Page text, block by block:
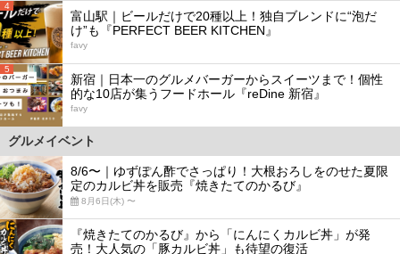
4
富山駅｜ビールだけで20種以上！独自ブレンドに“泡だ
け”も『PERFECT BEER KITCHEN』
favy
5
新宿｜日本一のグルメバーガーからスイーツまで！個性
的な10店が集うフードホール『reDine 新宿』
favy
グルメイベント
8/6〜｜ゆずぽん酢でさっぱり！大根おろしをのせた夏限
定のカルビ丼を販売『焼きたてのかるび』
8月6日(木) 〜
『焼きたてのかるび』から「にんにくカルビ丼」が発
売！大人気の「豚カルビ丼」も待望の復活